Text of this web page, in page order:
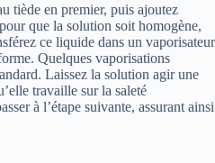
tiède en premier, puis ajoutez
que la solution soit homogène,
ce liquide dans un vaporisateur
Quelques vaporisations
Laissez la solution agir une
travaille sur la saleté
à l’étape suivante, assurant ainsi